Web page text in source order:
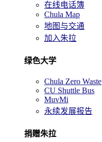
在线电话簿
Chula Map
地图与交通
加入朱拉
绿色大学
Chula Zero Waste
CU Shuttle Bus
MuvMi
永续发展报告
捐赠朱拉